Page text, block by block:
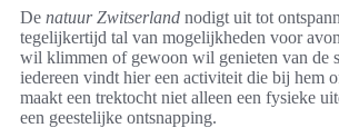
De natuur Zwitserland nodigt uit tot
tegelijkertijd tal van mogelijkheden voor
wil klimmen of gewoon wil genieten van de
iedereen vindt hier een activiteit die bij hem
maakt een trektocht niet alleen een fysieke
een geestelijke ontsnapping.